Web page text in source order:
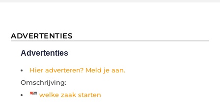
ADVERTENTIES
Advertenties
Hier adverteren? Meld je aan.
Omschrijving:
welke zaak starten